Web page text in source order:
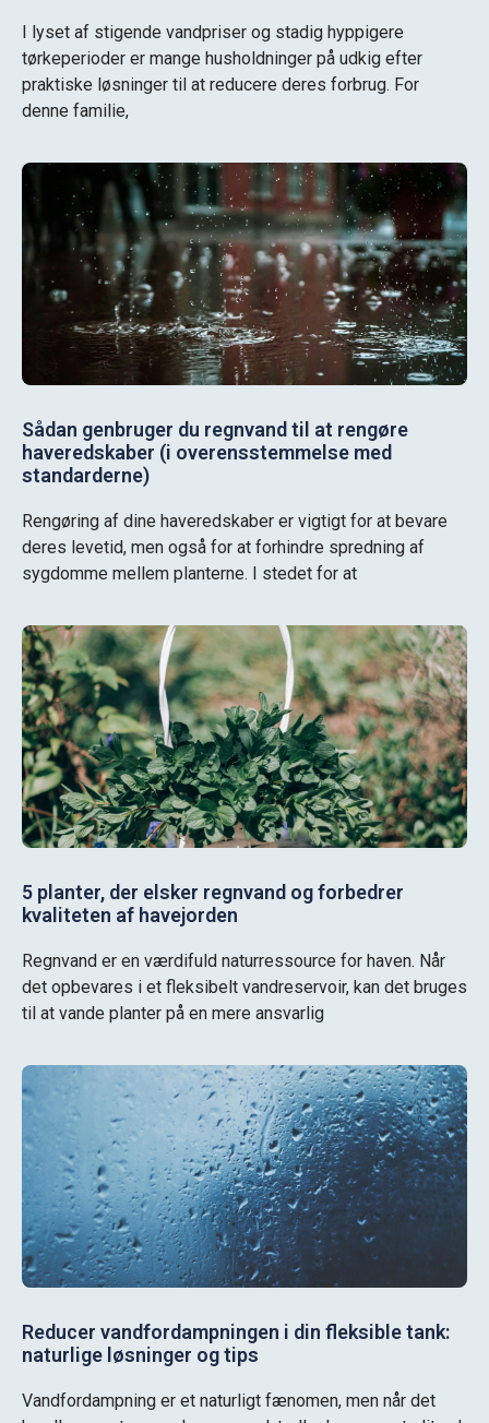
I lyset af stigende vandpriser og stadig hyppigere
tørkeperioder er mange husholdninger på udkig efter
praktiske løsninger til at reducere deres forbrug. For
denne familie,
Sådan genbruger du regnvand til at rengøre
haveredskaber (i overensstemmelse med
standarderne)
Rengøring af dine haveredskaber er vigtigt for at bevare
deres levetid, men også for at forhindre spredning af
sygdomme mellem planterne. I stedet for at
5 planter, der elsker regnvand og forbedrer
kvaliteten af havejorden
Regnvand er en værdifuld naturressource for haven. Når
det opbevares i et fleksibelt vandreservoir, kan det bruges
til at vande planter på en mere ansvarlig
Reducer vandfordampningen i din fleksible tank:
naturlige løsninger og tips
Vandfordampning er et naturligt fænomen, men når det